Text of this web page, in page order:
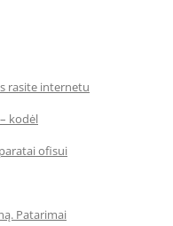
rasite internetu
kodėl
ofisui
Patarimai